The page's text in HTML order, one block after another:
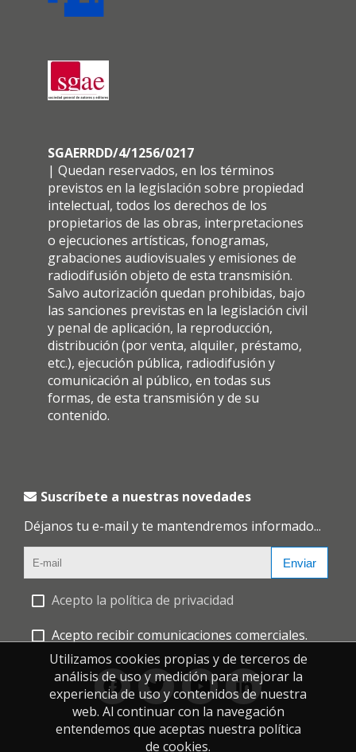
SGAERRDD/4/1256/0217
| Quedan reservados, en los términos
previstos en la legislación sobre propiedad
intelectual, todos los derechos de los
propietarios de las obras, interpretaciones
o ejecuciones artísticas, fonogramas,
grabaciones audiovisuales y emisiones de
radiodifusión objeto de esta transmisión.
Salvo autorización quedan prohibidas, bajo
las sanciones previstas en la legislación civil
y penal de aplicación, la reproducción,
distribución (por venta, alquiler, préstamo,
etc.), ejecución pública, radiodifusión y
comunicación al público, en todas sus
formas, de esta transmisión y de su
contenido.
Suscríbete a nuestras novedades
Déjanos tu e-mail y te mantendremos informado...
Enviar
Acepto la política de privacidad
Acepto recibir comunicaciones comerciales.
Utilizamos cookies propias y de terceros de
análisis de uso y medición para mejorar la
experiencia de uso y contenidos de nuestra
web. Al continuar con la navegación
entendemos que aceptas nuestra política
de cookies.